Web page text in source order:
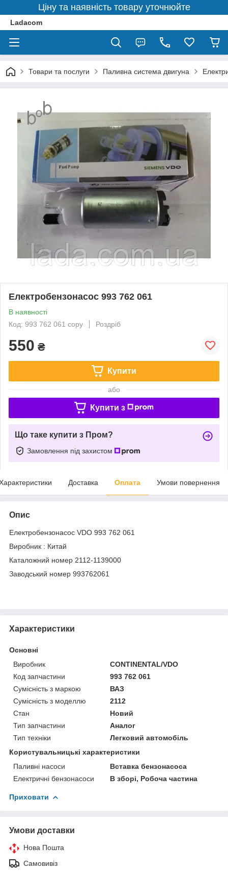
Ціну та наявність товару уточнюйте
Ladacom
Товари та послуги Паливна система двигуна
Електробензонасос 993 762 061
В наявності
Код: 993 762 061 copy
Роздріб
550 ₴
Купити
або
Купити з
Що таке купити з Пром?
Замовлення під захистом
Доставка Оплата Умови повернення
Опис
Електробензонасос VDO 993 762 061
Виробник : Китай
Каталожний номер 2112-1139000
Заводський номер 993762061
Характеристики
Основні
Виробник
CONTINENTAL/VDO
Код запчастини
993 762 061
Сумісність з маркою
ВАЗ
Сумісність з моделлю
2112
Стан
Новий
Тип запчастини
Аналог
Тип техніки
Легковий автомобіль
Користувальницькі характеристики
Паливні насоси
Вставка бензонасоса
Електричні бензонасоси
В зборі, Робоча частина
Приховати
Умови доставки
Нова Пошта
Самовивіз